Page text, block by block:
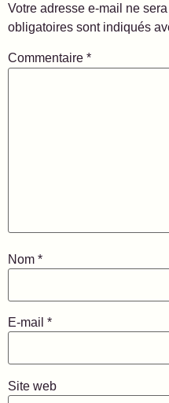
Votre adresse e-mail ne
obligatoires sont indiqués
Commentaire *
Nom *
E-mail *
Site web